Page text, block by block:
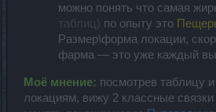
можно понять что самая
таблиц) по опыту это
Размер\форма локации,
фарма — это уже каждый
Моё мнение: посмотрев таблицу
локациям, вижу 2 классные связки